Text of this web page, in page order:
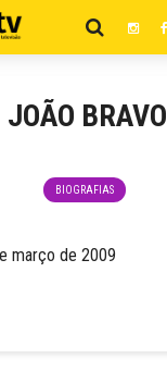
JOÃO BRAVO
BIOGRAFIAS
março de 2009